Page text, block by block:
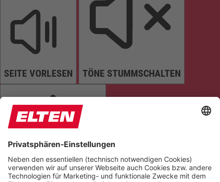
SEITE VORLESEN TÖNE STUMMSCHALTEN